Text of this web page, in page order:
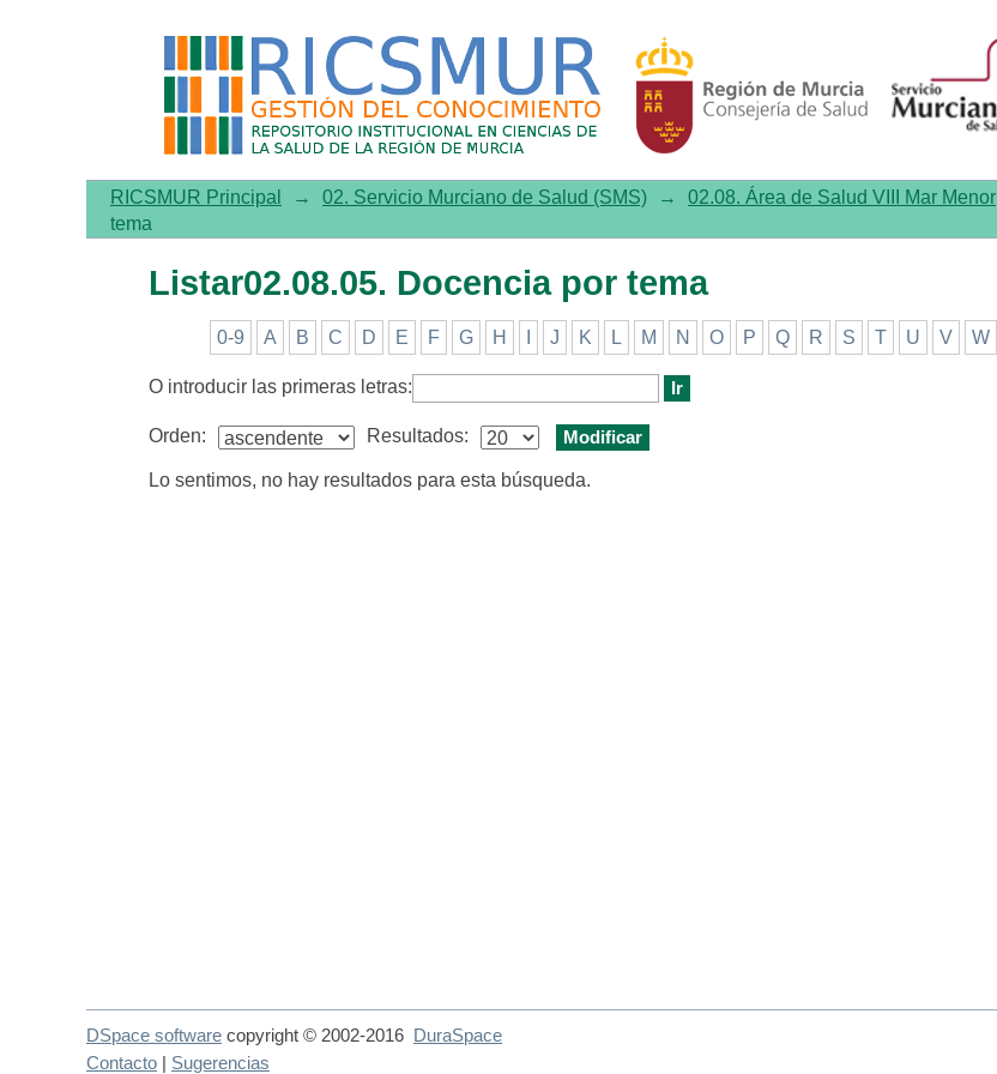
Listar02.08.05. Docencia por tema
RICSMUR Principal → 02. Servicio Murciano de Salud (SMS) → 02.08. Área de Salud VIII Mar Menor
tema
Listar02.08.05. Docencia por tema
0-9 A B C D E F G H J K L M N O P Q R S T U V W
O introducir las primeras letras:
Orden: Resultados:
Lo sentimos, no hay resultados para esta búsqueda.
DSpace software copyright © 2002-2016 DuraSpace
Contacto
Sugerencias